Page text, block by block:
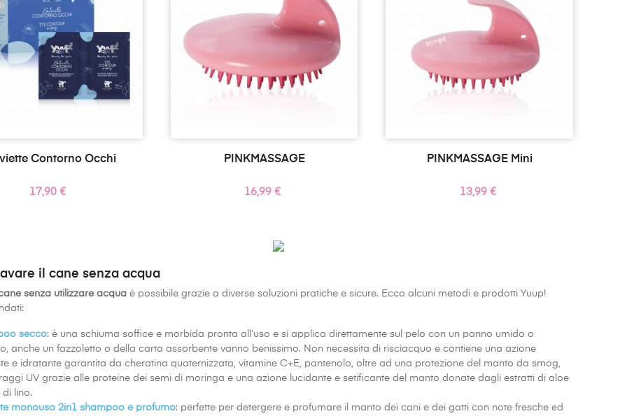
Contorno Occhi
Prezzo
17,90 €
PINKMASSAGE
Prezzo
16,99 €
PINKMASSAGE Mini
Prezzo
13,99 €
il cane senza acqua
senza utilizzare acquaè possibile grazie a diverse soluzioni pratiche e sicure. Ecco alcuni metodi e prodotti Yuup!
secco: è una schiuma soffice e morbida pronta all’uso e si applica direttamente sul pelo con un panno umido o
anche un fazzoletto o della carta assorbente vanno benissimo. Non necessita di risciacquo e contiene una azione
e idratante garantita da cheratina quaternizzata, vitamine C+E, pantenolo, oltre ad una protezione del manto da smog,
UV grazie alle proteine dei semi di moringa e una azione lucidante e setificante del manto donate dagli estratti di aloe
di lino.
monouso 2in1 shampoo e profumo: perfette per detergere e profumare il manto dei cani e dei gatti con note fresche ed